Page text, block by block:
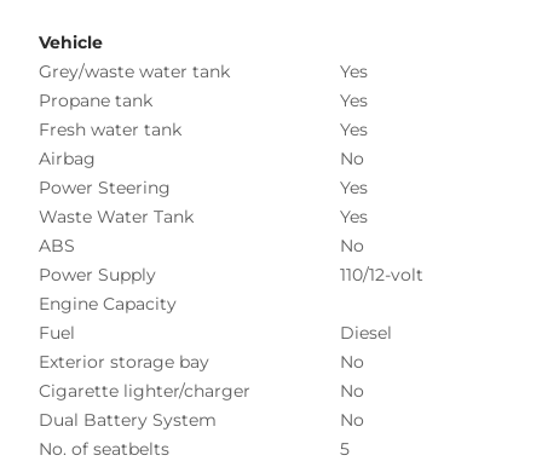
Vehicle
Grey/waste water tank
Yes
Propane tank
Yes
Fresh water tank
Yes
Airbag
No
Power Steering
Yes
Waste Water Tank
Yes
ABS
No
Power Supply
110/12-volt
Engine Capacity
Fuel
Diesel
Exterior storage bay
No
Cigarette lighter/charger
No
Dual Battery System
No
No. of seatbelts
5